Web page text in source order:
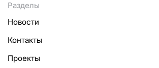
Разделы
Новости
Контакты
Проекты